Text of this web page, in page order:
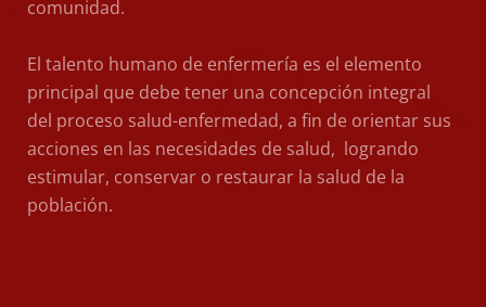
comunidad.
El talento humano de enfermería es el elemento
principal que debe tener una concepción integral
del proceso salud-enfermedad, a fin de orientar sus
acciones en las necesidades de salud, logrando
estimular, conservar o restaurar la salud de la
población.